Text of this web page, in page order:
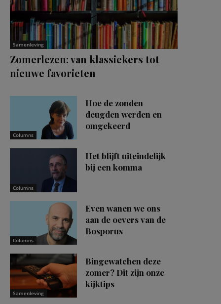
Samenleving
Zomerlezen: van klassiekers tot
nieuwe favorieten
Columns
Hoe de zonden
deugden werden en
omgekeerd
Columns
Het blijft uiteindelijk
bij een komma
Columns
Even wanen we ons
aan de oevers van de
Bosporus
Samenleving
Bingewatchen deze
zomer? Dit zijn onze
kijktips